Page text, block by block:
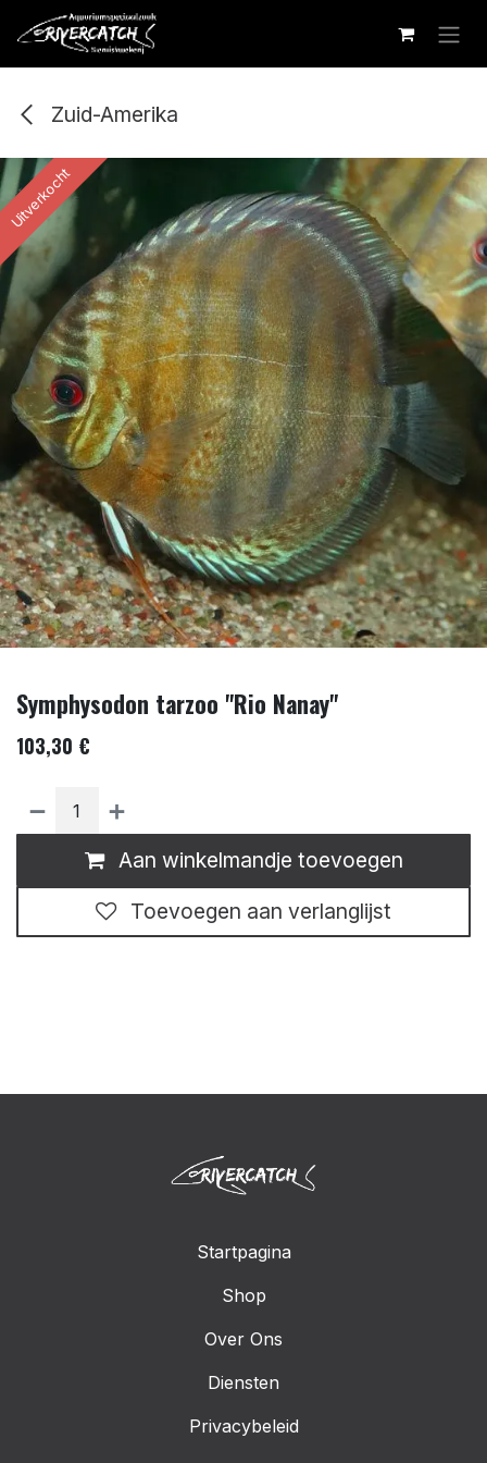
Overslaan naar inhoud
Zuid-Amerika
Uitverkocht
Symphysodon tarzoo "Rio Nanay"
103,30 €
Aan winkelmandje toevoegen
Toevoegen aan verlanglijst
Startpagina
Shop
Over Ons
Diensten
Privacybeleid